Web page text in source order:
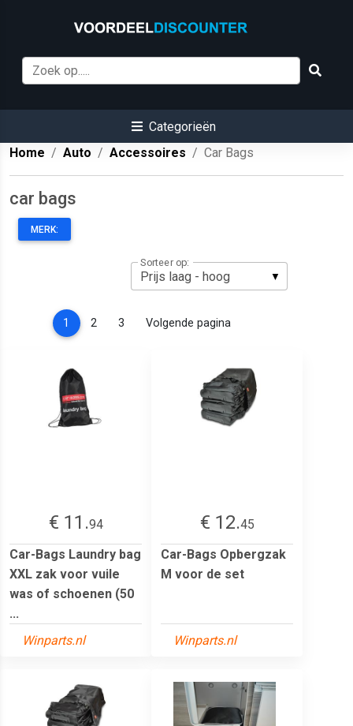
Categorieën
Home
Auto Accessoires Car Bags
car bags
MERK:
Sorteer op:
1 (current)
2 3 Volgende pagina
€ 11.94
Car-Bags Laundry bag
XXL zak voor vuile
was of schoenen (50
...
Winparts.nl
€ 12.45
Car-Bags Opbergzak
M voor de set
Winparts.nl